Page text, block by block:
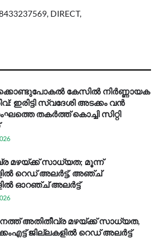
DIRECT,
കേസിൽ നിർണ്ണായക
ഇരിട്ടി സ്വദേശി അടക്കം വൻ
തകർത്ത് കൊച്ചി സിറ്റി
മഴയ്ക്ക് സാധ്യത; മൂന്ന്
റെഡ് അലർട്ട്, അഞ്ച്
ഓറഞ്ച് അലർട്ട്
അ​തി​തീ​വ്ര മ​ഴ​യ്ക്ക് സാ​ധ്യ​ത,
ജി​ല്ല​ക​ളി​ൽ റെ​ഡ് അ​ലർ​ട്ട്